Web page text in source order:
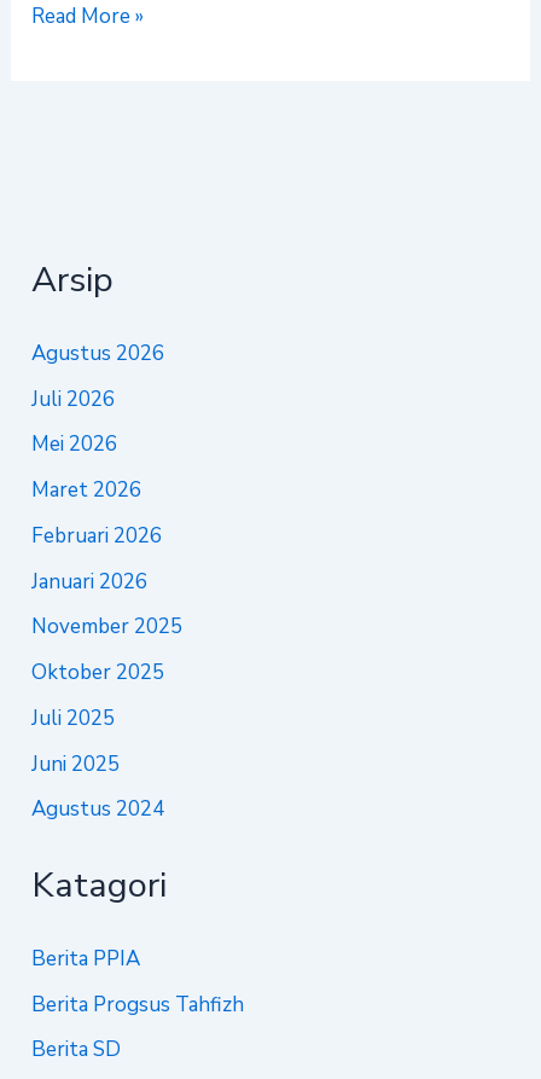
Read More »
Arsip
Agustus 2026
Juli 2026
Mei 2026
Maret 2026
Februari 2026
Januari 2026
November 2025
Oktober 2025
Juli 2025
Juni 2025
Agustus 2024
Katagori
Berita PPIA
Berita Progsus Tahfizh
Berita SD